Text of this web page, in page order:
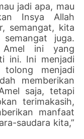
jadi apa, mau
Insya Allah
semangat, kita
juga.
Amel ini yang
ini. Ini menjadi
menjadi
memberikan
saja, tetapi
terimakasih,
manfaat
saudara kita,”